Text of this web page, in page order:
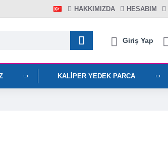
HAKKIMIZDA HESABIM
Giriş Yap
KALIPER YEDEK PARCA